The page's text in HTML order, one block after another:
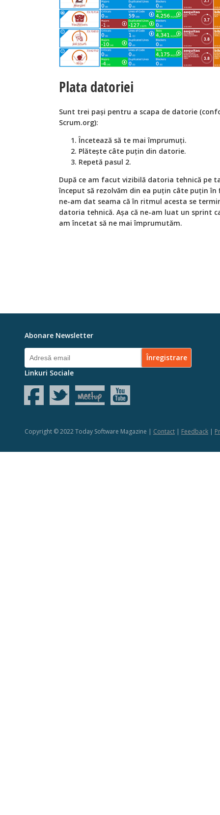
Plata datoriei
Sunt trei pași pentru a scapa de datorie
Scrum.org):
Încetează să te mai împrumuți.
Plătește câte puțin din datorie.
Repetă pasul 2.
După ce am facut vizibilă datoria tehnică pe
început să rezolvăm din ea puțin câte puțin în
ne-am dat seama că în ritmul acesta se
datoria tehnică. Așa că ne-am luat un sprint
am încetat să ne mai împrumutăm.
Abonare Newsletter
Linkuri Sociale
Copyright © 2022 Today Software Magazine | Contact | Feedback |